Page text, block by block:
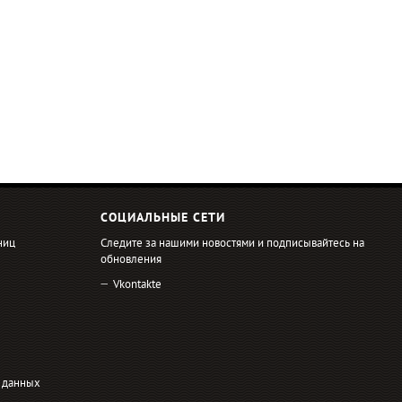
данных
СОЦИАЛЬНЫЕ СЕТИ
Следите за нашими новостями и подписывайтесь на
обновления
Vkontakte